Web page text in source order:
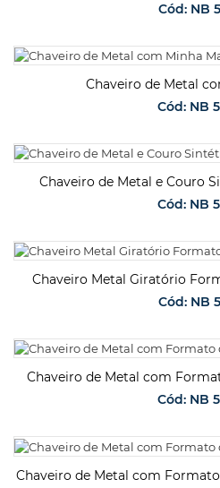
Cód: NB
SOLICITAR
Chaveiro de Metal
Cód: NB
SOLICITAR
Chaveiro de Metal e Couro
Cód: NB
SOLICITAR
Chaveiro Metal Giratório
Cód: NB
SOLICITAR
Chaveiro de Metal com
Cód: NB
SOLICITAR
Chaveiro de Metal com